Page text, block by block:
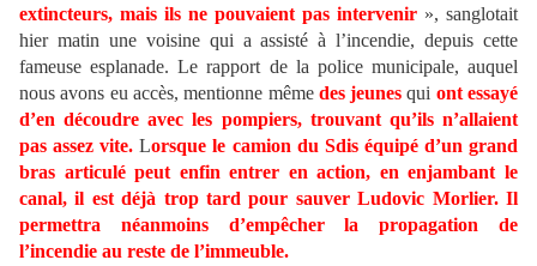
extincteurs, mais ils ne pouvaient pas intervenir », sanglotait
hier matin une voisine qui a assisté à l’incendie, depuis cette
fameuse esplanade. Le rapport de la police municipale, auquel
nous avons eu accès, mentionne même des jeunes qui ont essayé
d’en découdre avec les pompiers, trouvant qu’ils n’allaient
pas assez vite. Lorsque le camion du Sdis équipé d’un grand
bras articulé peut enfin entrer en action, en enjambant le
canal, il est déjà trop tard pour sauver Ludovic Morlier. Il
permettra néanmoins d’empêcher la propagation de
l’incendie au reste de l’immeuble.